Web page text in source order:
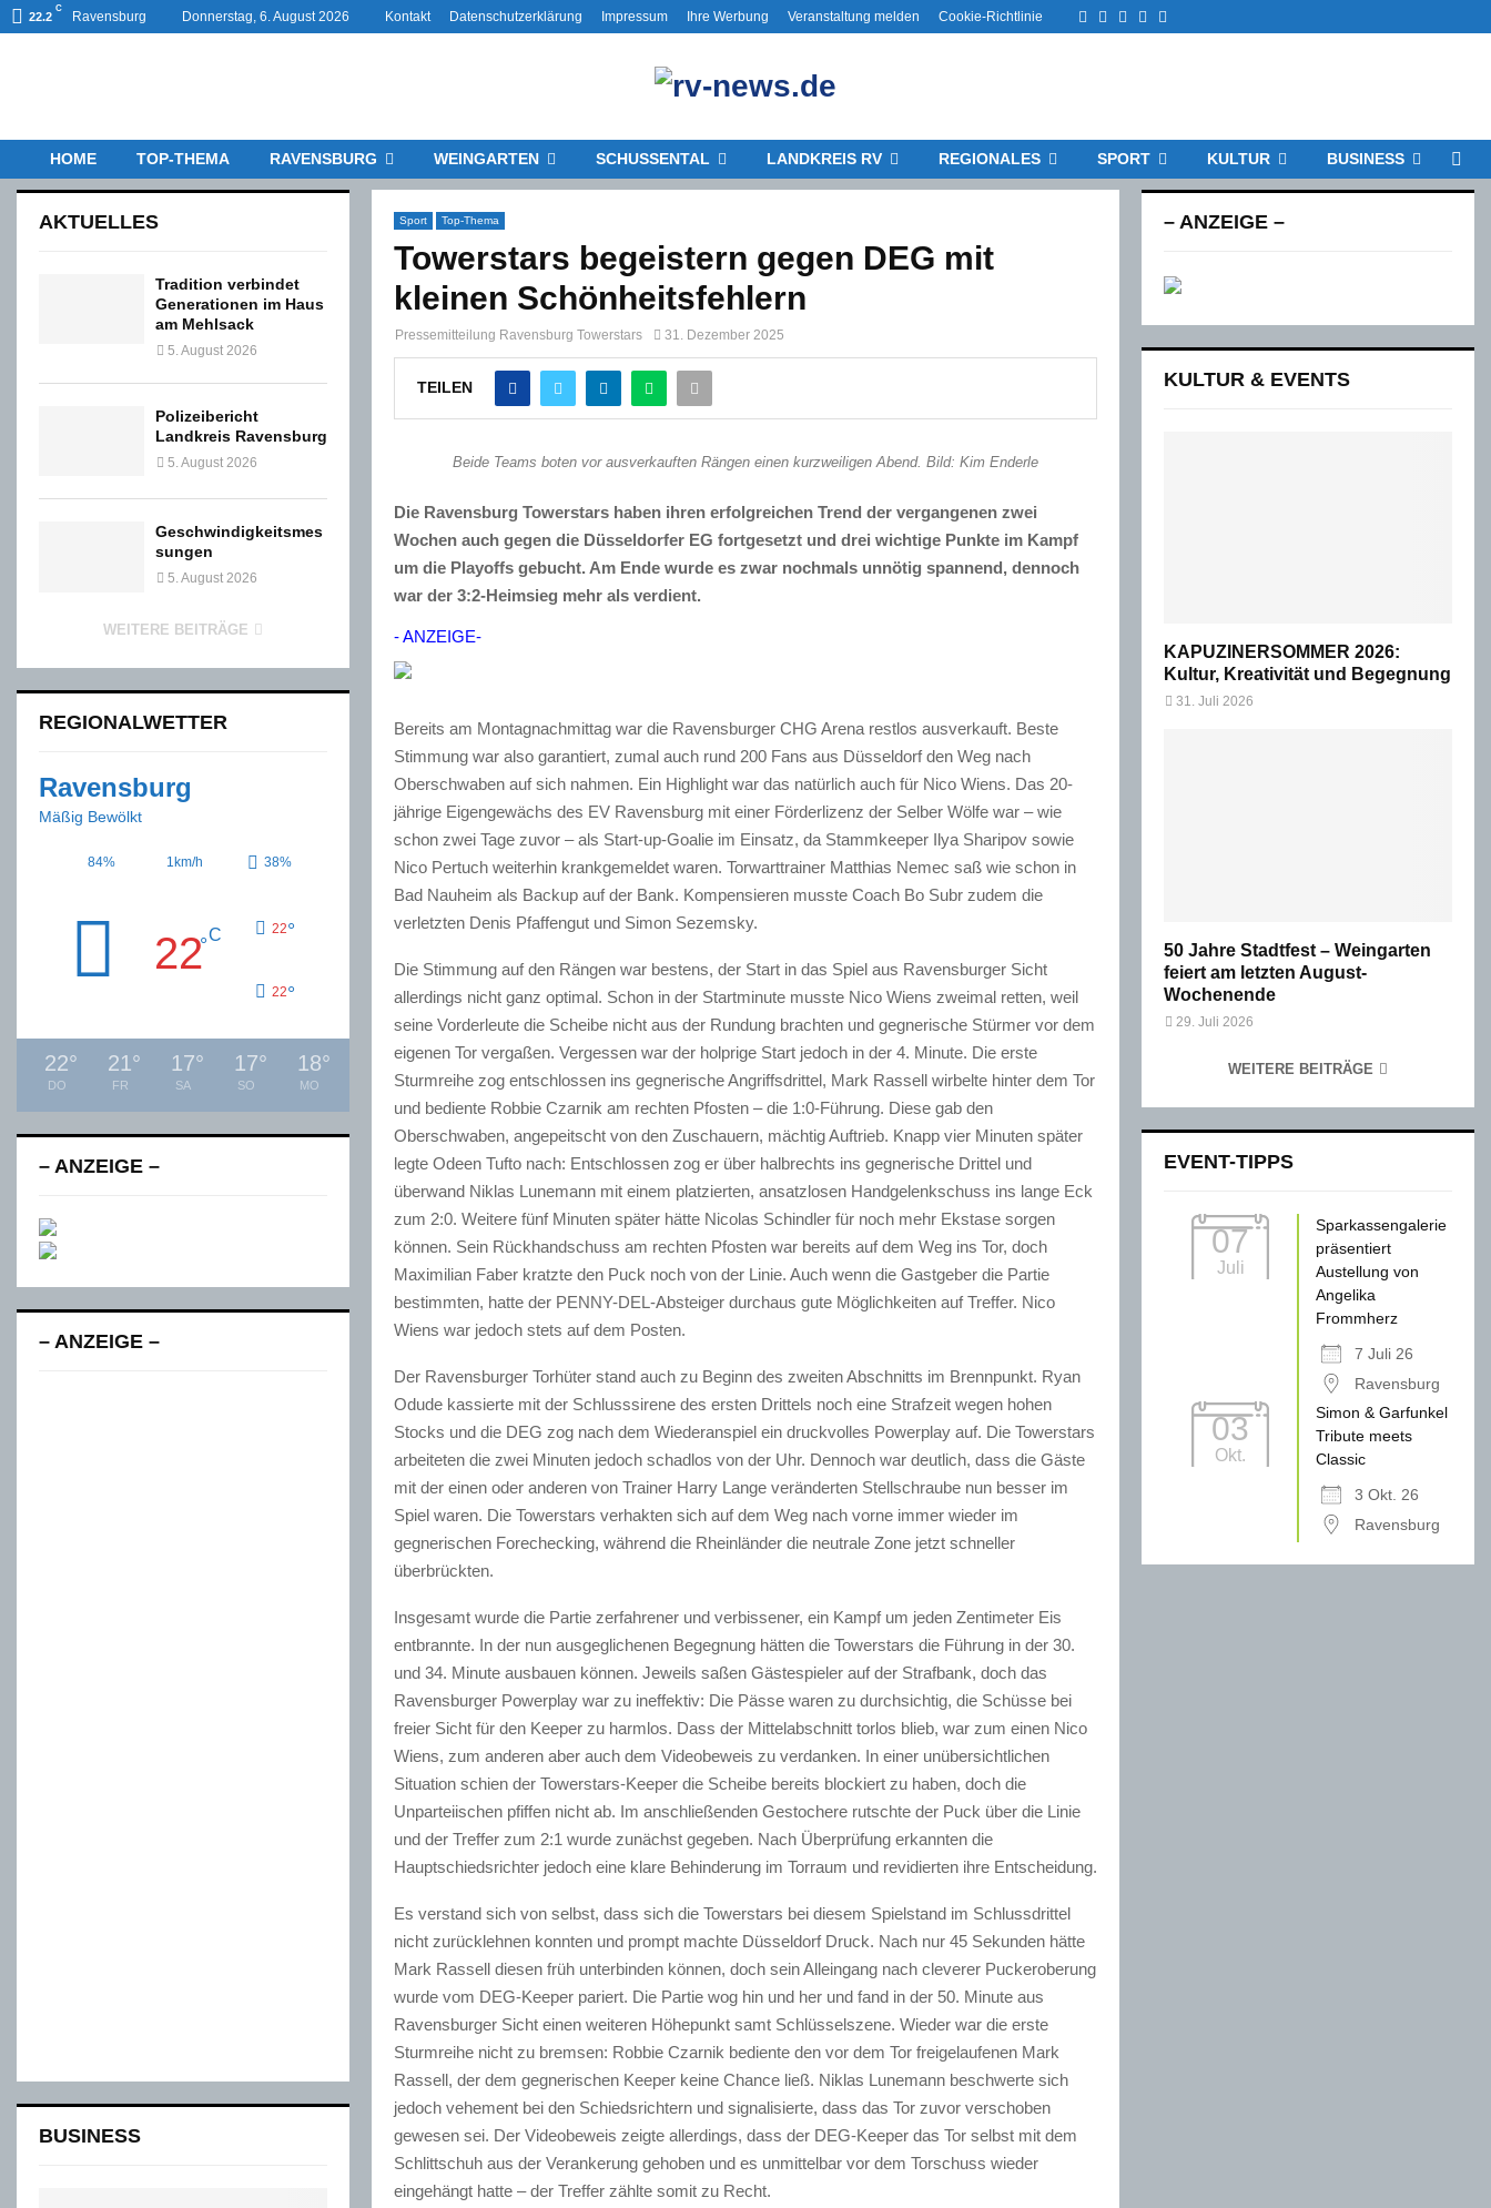
22.2
C
Ravensburg Donnerstag, 6. August 2026 Kontakt Datenschutzerklärung Impressum Ihre Werbung Veranstaltung melden Cookie-Richtlinie Facebook
TwitterInstagram
Email
HOME TOP-THEMA RAVENSBURG WEINGARTEN SCHUSSENTAL LANDKREIS RV REGIONALES SPORT KULTUR BUSINESS
Sport Top-Thema
Towerstars begeistern gegen DEG mit
kleinen Schönheitsfehlern
Pressemitteilung Ravensburg Towerstars 31. Dezember 2025
TEILEN
Beide Teams boten vor ausverkauften Rängen einen kurzweiligen Abend. Bild: Kim Enderle
Die Ravensburg Towerstars haben ihren erfolgreichen Trend der vergangenen zwei
Wochen auch gegen die Düsseldorfer EG fortgesetzt und drei wichtige Punkte im Kampf
um die Playoffs gebucht. Am Ende wurde es zwar nochmals unnötig spannend, dennoch
war der 3:2-Heimsieg mehr als verdient.
- ANZEIGE-
Bereits am Montagnachmittag war die Ravensburger CHG Arena restlos ausverkauft. Beste
Stimmung war also garantiert, zumal auch rund 200 Fans aus Düsseldorf den Weg nach
Oberschwaben auf sich nahmen. Ein Highlight war das natürlich auch für Nico Wiens. Das 20-
jährige Eigengewächs des EV Ravensburg mit einer Förderlizenz der Selber Wölfe war – wie
schon zwei Tage zuvor – als Start-up-Goalie im Einsatz, da Stammkeeper Ilya Sharipov sowie
Nico Pertuch weiterhin krankgemeldet waren. Torwarttrainer Matthias Nemec saß wie schon in
Bad Nauheim als Backup auf der Bank. Kompensieren musste Coach Bo Subr zudem die
verletzten Denis Pfaffengut und Simon Sezemsky.
Die Stimmung auf den Rängen war bestens, der Start in das Spiel aus Ravensburger Sicht
allerdings nicht ganz optimal. Schon in der Startminute musste Nico Wiens zweimal retten, weil
seine Vorderleute die Scheibe nicht aus der Rundung brachten und gegnerische Stürmer vor dem
eigenen Tor vergaßen. Vergessen war der holprige Start jedoch in der 4. Minute. Die erste
Sturmreihe zog entschlossen ins gegnerische Angriffsdrittel, Mark Rassell wirbelte hinter dem Tor
und bediente Robbie Czarnik am rechten Pfosten – die 1:0-Führung. Diese gab den
Oberschwaben, angepeitscht von den Zuschauern, mächtig Auftrieb. Knapp vier Minuten später
legte Odeen Tufto nach: Entschlossen zog er über halbrechts ins gegnerische Drittel und
überwand Niklas Lunemann mit einem platzierten, ansatzlosen Handgelenkschuss ins lange Eck
zum 2:0. Weitere fünf Minuten später hätte Nicolas Schindler für noch mehr Ekstase sorgen
können. Sein Rückhandschuss am rechten Pfosten war bereits auf dem Weg ins Tor, doch
Maximilian Faber kratzte den Puck noch von der Linie. Auch wenn die Gastgeber die Partie
bestimmten, hatte der PENNY-DEL-Absteiger durchaus gute Möglichkeiten auf Treffer. Nico
Wiens war jedoch stets auf dem Posten.
Der Ravensburger Torhüter stand auch zu Beginn des zweiten Abschnitts im Brennpunkt. Ryan
Odude kassierte mit der Schlusssirene des ersten Drittels noch eine Strafzeit wegen hohen
Stocks und die DEG zog nach dem Wiederanspiel ein druckvolles Powerplay auf. Die Towerstars
arbeiteten die zwei Minuten jedoch schadlos von der Uhr. Dennoch war deutlich, dass die Gäste
mit der einen oder anderen von Trainer Harry Lange veränderten Stellschraube nun besser im
Spiel waren. Die Towerstars verhakten sich auf dem Weg nach vorne immer wieder im
gegnerischen Forechecking, während die Rheinländer die neutrale Zone jetzt schneller
überbrückten.
Insgesamt wurde die Partie zerfahrener und verbissener, ein Kampf um jeden Zentimeter Eis
entbrannte. In der nun ausgeglichenen Begegnung hätten die Towerstars die Führung in der 30.
und 34. Minute ausbauen können. Jeweils saßen Gästespieler auf der Strafbank, doch das
Ravensburger Powerplay war zu ineffektiv: Die Pässe waren zu durchsichtig, die Schüsse bei
freier Sicht für den Keeper zu harmlos. Dass der Mittelabschnitt torlos blieb, war zum einen Nico
Wiens, zum anderen aber auch dem Videobeweis zu verdanken. In einer unübersichtlichen
Situation schien der Towerstars-Keeper die Scheibe bereits blockiert zu haben, doch die
Unparteiischen pfiffen nicht ab. Im anschließenden Gestochere rutschte der Puck über die Linie
und der Treffer zum 2:1 wurde zunächst gegeben. Nach Überprüfung erkannten die
Hauptschiedsrichter jedoch eine klare Behinderung im Torraum und revidierten ihre Entscheidung.
Es verstand sich von selbst, dass sich die Towerstars bei diesem Spielstand im Schlussdrittel
nicht zurücklehnen konnten und prompt machte Düsseldorf Druck. Nach nur 45 Sekunden hätte
Mark Rassell diesen früh unterbinden können, doch sein Alleingang nach cleverer Puckeroberung
wurde vom DEG-Keeper pariert. Die Partie wog hin und her und fand in der 50. Minute aus
Ravensburger Sicht einen weiteren Höhepunkt samt Schlüsselszene. Wieder war die erste
Sturmreihe nicht zu bremsen: Robbie Czarnik bediente den vor dem Tor freigelaufenen Mark
Rassell, der dem gegnerischen Keeper keine Chance ließ. Niklas Lunemann beschwerte sich
jedoch vehement bei den Schiedsrichtern und signalisierte, dass das Tor zuvor verschoben
gewesen sei. Der Videobeweis zeigte allerdings, dass der DEG-Keeper das Tor selbst mit dem
Schlittschuh aus der Verankerung gehoben und es unmittelbar vor dem Torschuss wieder
eingehängt hatte – der Treffer zählte somit zu Recht.
AKTUELLES
Tradition verbindet
Generationen im Haus
am Mehlsack
5. August 2026
Polizeibericht
Landkreis Ravensburg
5. August 2026
Geschwindigkeitsmes
sungen
5. August 2026
WEITERE BEITRÄGE
REGIONALWETTER
Ravensburg
Mäßig Bewölkt
84% 1km/h 38%
22°C 22°
22°
22°
DO
21°
FR
17°
SA
17°
SO
18°
MO
– ANZEIGE –
– ANZEIGE –
BUSINESS
– ANZEIGE –
KULTUR & EVENTS
KAPUZINERSOMMER 2026:
Kultur, Kreativität und Begegnung
31. Juli 2026
50 Jahre Stadtfest – Weingarten
feiert am letzten August-
Wochenende
29. Juli 2026
WEITERE BEITRÄGE
EVENT-TIPPS
07
Juli
Sparkassengalerie
präsentiert
Austellung von
Angelika
Frommherz
7 Juli 26
Ravensburg
03
Okt.
Simon & Garfunkel
Tribute meets
Classic
3 Okt. 26
Ravensburg